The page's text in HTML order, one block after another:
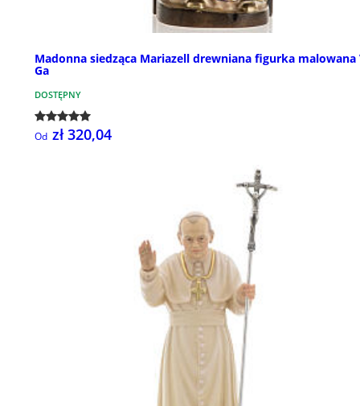
Madonna siedząca Mariazell drewniana figurka malowana
Ga
DOSTĘPNY
Od zł 320,04